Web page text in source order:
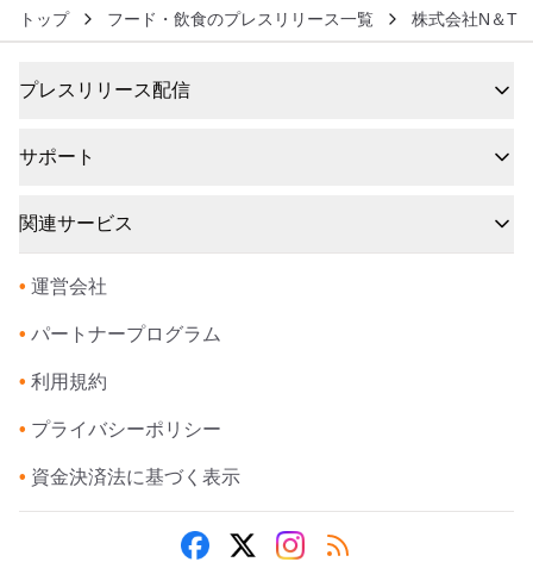
トップ フード・飲食のプレスリリース一覧 株式会社N＆T
プレスリリース配信
サポート
関連サービス
• 運営会社
• パートナープログラム
• 利用規約
• プライバシーポリシー
• 資金決済法に基づく表示